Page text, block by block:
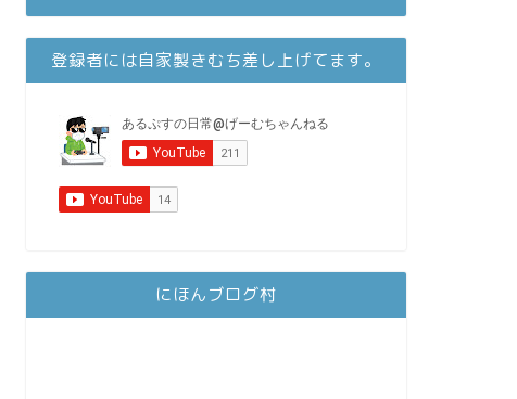
登録者には自家製きむち差し上げてます。
にほんブログ村